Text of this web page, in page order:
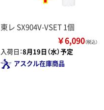
東レ SX904V-VSET 1個
￥6,090（税込）
入荷日：8月19日（水）予定
アスクル在庫商品